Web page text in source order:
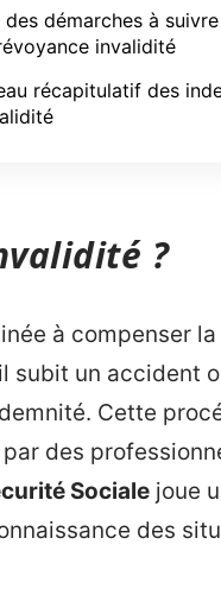
des démarches à
invalidité
récapitulatif des
?
à compenser
subit un accident
Cette
des
Sociale joue
des